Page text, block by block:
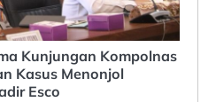
Kunjungan Kompolnas
Kasus Menonjol
Esco